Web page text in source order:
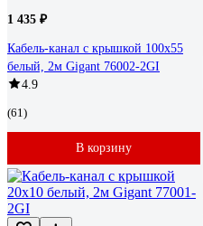
1 435 ₽
Кабель-канал с крышкой 100x55
белый, 2м Gigant 76002-2GI
4.9
(61)
В корзину